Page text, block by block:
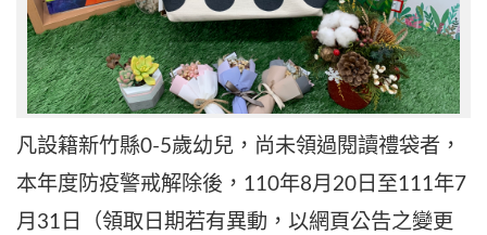
凡設籍新竹縣0-5歲幼兒，尚未領過閱讀禮袋者，
本年度防疫警戒解除後，110年8月20日至111年7
月31日（領取日期若有異動，以網頁公告之變更